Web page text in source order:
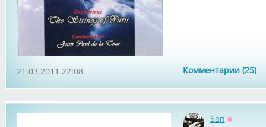
Комментарии (25)
21.03.2011 22:08
San